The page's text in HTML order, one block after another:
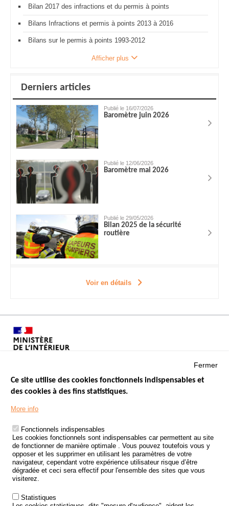
Bilan 2017 des infractions et du permis à points
Bilans Infractions et permis à points 2013 à 2016
Bilans sur le permis à points 1993-2012
Afficher plus
Derniers articles
Publié le 16/07/2026
Baromètre juin 2026
Publié le 12/06/2026
Baromètre mai 2026
Publié le 29/05/2026
Bilan 2025 de la sécurité
routière
Voir en détails
Menu
Footer
LES SITES PUBLICS
ÉTAT DE L’INSÉCURITÉ ROUTIÈRE
TRAITEMENT DES DONNÉES PERSONNELLES DES ACCIDENTS DE
LA ROUTE
ETUDES ET RECHERCHES
APPEL À PROJETS
POLITIQUE DE SÉCURITÉ ROUTIÈRE
Fermer
Ce site utilise des cookies fonctionnels indispensables et
des cookies à des fins statistiques.
More info
Fonctionnels indispensables
Les cookies fonctionnels sont indispensables car permettent au site
de fonctionner de manière optimale . Vous pouvez toutefois vous y
opposer et les supprimer en utilisant les paramètres de votre
navigateur, cependant votre expérience utilisateur risque d’être
dégradée et ceci sera effectif pour l'ensemble des sites que vous
visiterez.
Statistiques